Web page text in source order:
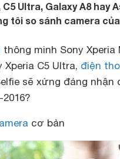
C5 Ultra, Galaxy A8
tôi so sánh camera
thông minh Sony Xperia
Xperia C5 Ultra, điện
sẽ xứng đáng
2016?
cơ bản